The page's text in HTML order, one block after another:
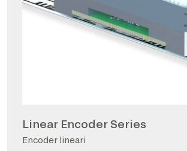
Linear Encoder Series
Encoder lineari